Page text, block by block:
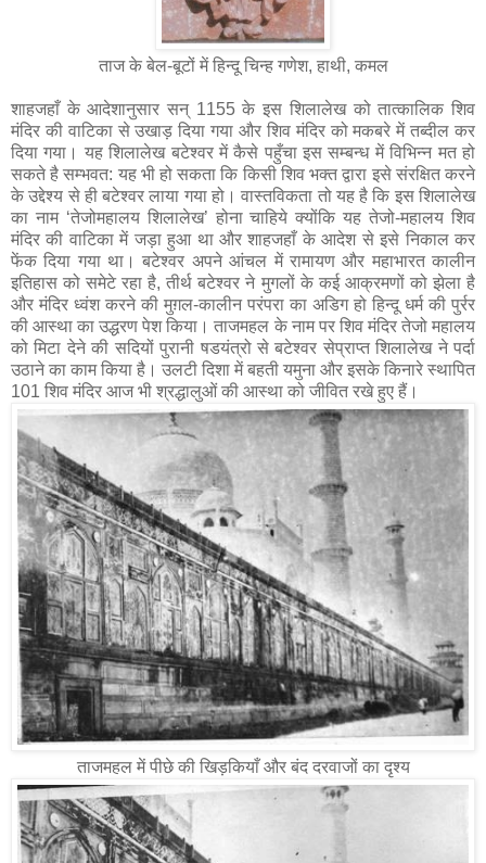
ताज के बेल-बूटों में हिन्दू चिन्ह गणेश, हाथी, कमल
शाहजहाँ के आदेशानुसार सन् 1155 के इस शिलालेख को तात्कालिक शिव
मंदिर की वाटिका से उखाड़ दिया गया और शिव मंदिर को मकबरे में तब्दील कर
दिया गया। यह शिलालेख बटेश्वर में कैसे पहुँचा इस सम्बन्ध में विभिन्न मत हो
सकते है सम्भवत: यह भी हो सकता कि किसी शिव भक्त द्वारा इसे संरक्षित करने
के उद्देश्य से ही बटेश्वर लाया गया हो। वास्तविकता तो यह है कि इस शिलालेख
का नाम ‘तेजोमहालय शिलालेख’ होना चाहिये क्योंकि यह तेजो-महालय शिव
मंदिर की वाटिका में जड़ा हुआ था और शाहजहाँ के आदेश से इसे निकाल कर
फेंक दिया गया था। बटेश्वर अपने आंचल में रामायण और महाभारत कालीन
इतिहास को समेटे रहा है, तीर्थ बटेश्वर ने मुगलों के कई आक्रमणों को झेला है
और मंदिर ध्वंश करने की मुग़ल-कालीन परंपरा का अडिग हो हिन्दू धर्म की पुर्रर
की आस्था का उद्धरण पेश किया। ताजमहल के नाम पर शिव मंदिर तेजो महालय
को मिटा देने की सदियों पुरानी षडयंत्रो से बटेश्वर सेप्राप्‍त शिलालेख ने पर्दा
उठाने का काम किया है। उलटी दिशा में बहती यमुना और इसके किनारे स्थापित
101 शिव मंदिर आज भी श्रद्धालुओं की आस्था को जीवित रखे हुए हैं।
ताजमहल में पीछे की खिड़कियाँ और बंद दरवाजों का दृश्य